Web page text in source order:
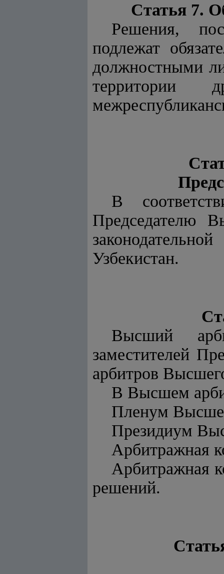
Статья 7.
Решения,
подлежат
должностными
территории
B
Председателю
Узбекистан.
Высший
заместителей
арбитров
В Высшем
Пленум
Президиум
Арбитражная
Арбитражная
решений.